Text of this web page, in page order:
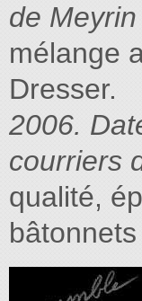
de
mélange
Dresser.
2006.
courriers
qualité,
bâtonnets